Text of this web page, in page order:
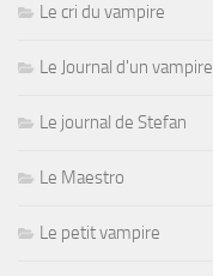
Le cri du vampire
Le Journal d'un vampire
Le journal de Stefan
Le Maestro
Le petit vampire